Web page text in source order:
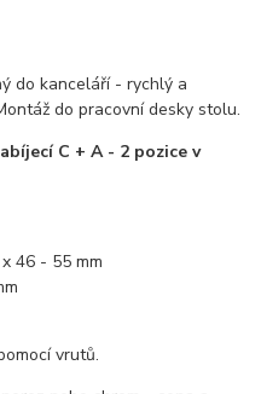
do kanceláří - rychlý a
do pracovní desky stolu.
C + A - 2 pozice v
46 - 55 mm
vrutů.